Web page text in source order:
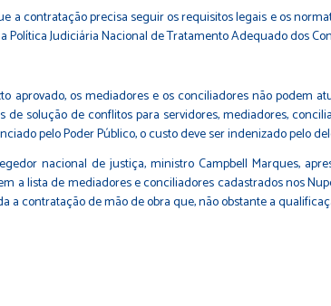
a contratação precisa seguir os requisitos legais e os
Política Judiciária Nacional de Tratamento Adequado dos
aprovado, os mediadores e os conciliadores não podem
de solução de conflitos para servidores, mediadores,
pelo Poder Público, o custo deve ser indenizado pelo
nacional de justiça, ministro Campbell Marques,
a lista de mediadores e conciliadores cadastrados nos
a contratação de mão de obra que, não obstante a